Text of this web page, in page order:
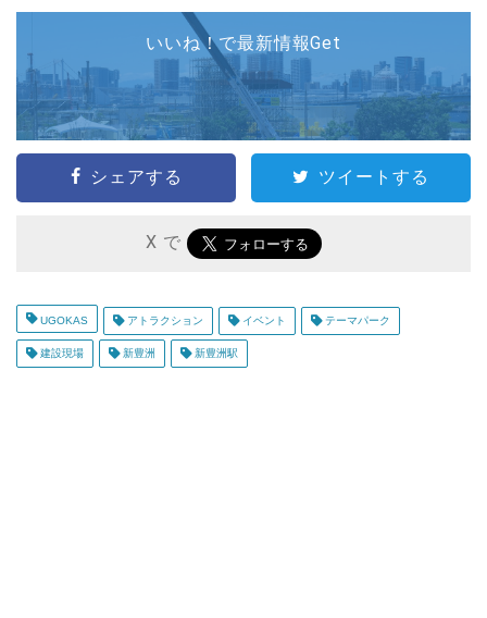
いいね！で最新情報Get
シェアする ツイートする
X で
UGOKAS アトラクション イベント テーマパーク
建設現場 新豊洲 新豊洲駅